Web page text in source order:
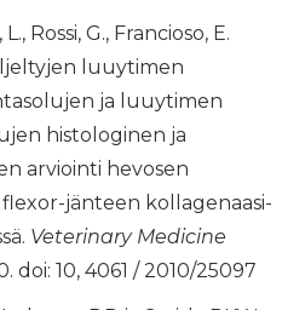
Rossi, G., Francioso, E.
luuytimen
ja luuytimen
histologinen ja
arviointi hevosen
jänteen kollagenaasi-
Veterinary Medicine
doi: 10, 4061 / 2010/25097